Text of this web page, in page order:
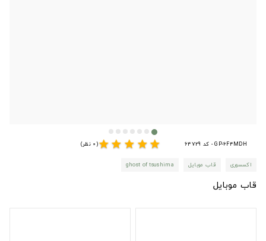
GP-6F4MDH - کد 64729 star
star
star
star
star(0 نظر)
اکسسوری قاب موبایل ghost of tsushima
قاب موبایل